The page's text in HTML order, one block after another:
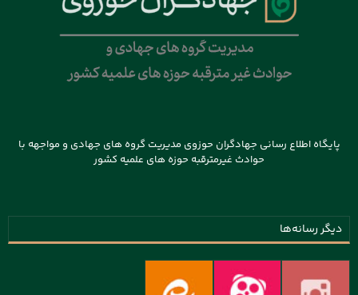
پایگاه اطلاع رسانی جهادگران حوزوی مدیریت گروه های جهادی و مواجهه با
حوادث غیرمترقبه حوزه های علمیه کشور
دیگر رسانه‌ها